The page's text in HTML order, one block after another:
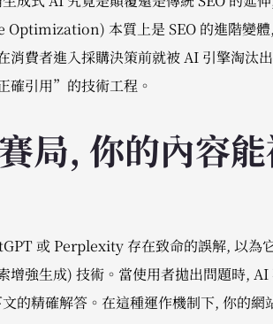
本質上是 SEO 的進階變
消費者進入採購決策前就被 AI 引擎淘汰
確引用”的技術工程。
局, 你的內容
或 Perplexity 存在致命的誤解, 以為
增強生成) 技術。當使用者拋出問題時,
的精確解答。在這種運作機制下, 你的